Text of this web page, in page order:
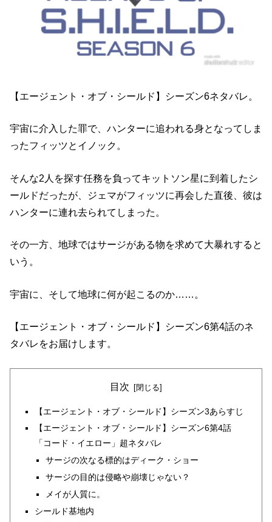
【エージェント・オブ・シールド】シーズン6ネタバレ。
宇宙に介入した罪で、ハンターに追われる身となってしま
ったフィッツとイノック。
そんな2人を探す任務を負ってキットソン星に到着したシ
ールドだったが、ジェマがフィッツに再会した直後、彼は
ハンターに連れ去られてしまった。
その一方、地球ではサージがある物を求めて大暴れすると
いう。
宇宙に、そして地球に何が起こるのか……。
【エージェント・オブ・シールド】シーズン6第4話のネ
タバレをお届けします。
目次
【エージェント・オブ・シールド】シーズン3あらすじ
【エージェント・オブ・シールド】シーズン6第4話
「コード・イエロー」超ネタバレ
サージの次なる標的はディーク・ショー
サージの目的は侵略や崩壊じゃない？
メイが人質に。
シールド基地内